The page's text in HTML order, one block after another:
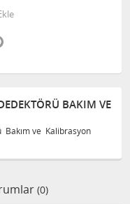
BAKIM VE
ve Kalibrasyon
(0)